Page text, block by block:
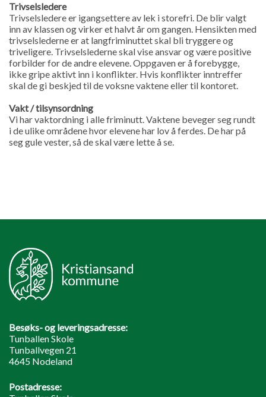
Trivselsledere
Trivselsledere er igangsettere av lek i storefri. De blir valgt
inn av klassen og virker et halvt år om gangen. Hensikten med
trivselslederne er at langfriminuttet skal bli tryggere og
triveligere. Trivselslederne skal vise ansvar og være positive
forbilder for de andre elevene. Oppgaven er å forebygge,
ikke gripe aktivt inn i konflikter. Hvis konflikter inntreffer
skal de gi beskjed til de voksne vaktene eller til kontoret.
Vakt / tilsynsordning
Vi har vaktordning i alle friminutt. Vaktene beveger seg rundt
i de ulike områdene hvor elevene har lov å ferdes. De har på
seg gule vester, så de skal være lette å se.
Besøks- og leveringsadresse:
Tunballen Skole
Tunballvegen 21
4645 Nodeland
Postadresse: